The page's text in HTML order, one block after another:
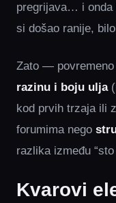
pregrijava… i onda
si došao ranije,
Zato — povremeno
razinu i boju ulja
kod prvih trzaja ili
forumima nego
razlika između
Kvarovi